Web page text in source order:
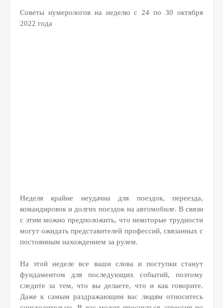
Советы нумерологов на неделю с 24 по 30 октября
2022 года
Неделя крайне неудачна для поездок, переезда,
командировок и долгих поездок на автомобиле. В связи
с этим можно предположить, что некоторые трудности
могут ожидать представителей профессий, связанных с
постоянным нахождением за рулем.
На этой неделе все ваши слова и поступки станут
фундаментом для последующих событий, поэтому
следите за тем, что вы делаете, что и как говорите.
Даже к самым раздражающим вас людям относитесь